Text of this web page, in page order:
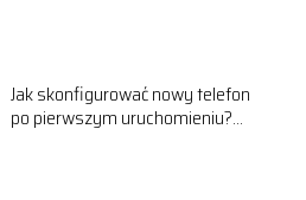
Jak skonfigurować nowy telefon
po pierwszym uruchomieniu?